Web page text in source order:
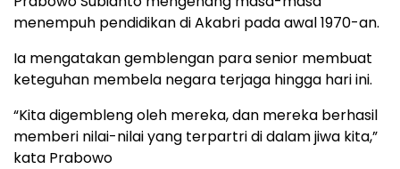
menempuh pendidikan di Akabri pada awal 1970-an.
Ia mengatakan gemblengan para senior membuat
keteguhan membela negara terjaga hingga hari ini.
“Kita digembleng oleh mereka, dan mereka berhasil
memberi nilai-nilai yang terpartri di dalam jiwa kita,”
kata Prabowo